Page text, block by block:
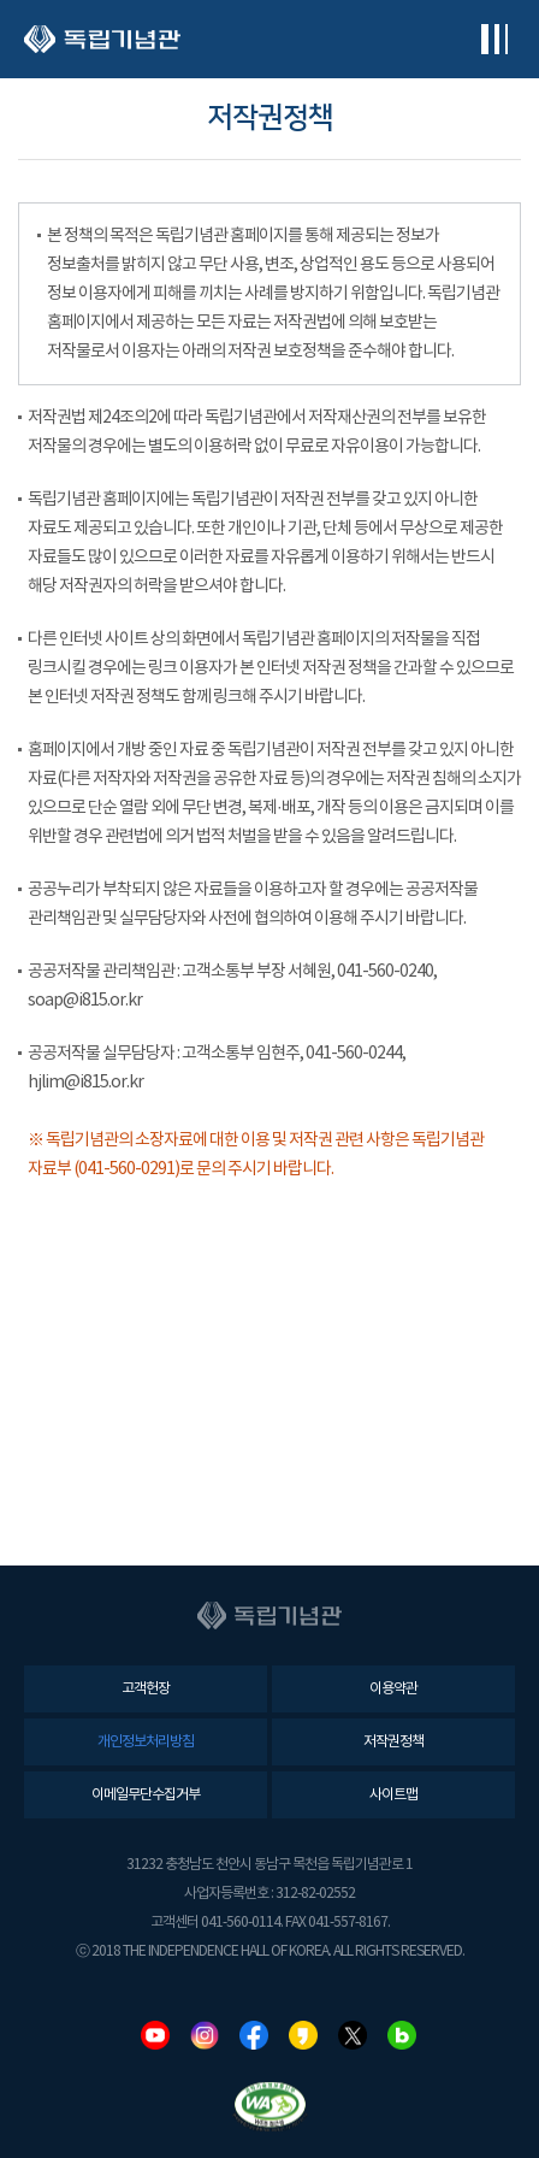
저작권정책
본 정책의 목적은 독립기념관 홈페이지를 통해 제공되는 정보가
정보출처를 밝히지 않고 무단 사용, 변조, 상업적인 용도 등으로 사용되어
정보 이용자에게 피해를 끼치는 사례를 방지하기 위함입니다. 독립기념관
홈페이지에서 제공하는 모든 자료는 저작권법에 의해 보호받는
저작물로서 이용자는 아래의 저작권 보호정책을 준수해야 합니다.
저작권법 제24조의2에 따라 독립기념관에서 저작재산권의 전부를 보유한
저작물의 경우에는 별도의 이용허락 없이 무료로 자유이용이 가능합니다.
독립기념관 홈페이지에는 독립기념관이 저작권 전부를 갖고 있지 아니한
자료도 제공되고 있습니다. 또한 개인이나 기관, 단체 등에서 무상으로 제공한
자료들도 많이 있으므로 이러한 자료를 자유롭게 이용하기 위해서는 반드시
해당 저작권자의 허락을 받으셔야 합니다.
다른 인터넷 사이트 상의 화면에서 독립기념관 홈페이지의 저작물을 직접
링크시킬 경우에는 링크 이용자가 본 인터넷 저작권 정책을 간과할 수 있으므로
본 인터넷 저작권 정책도 함께 링크해 주시기 바랍니다.
홈페이지에서 개방 중인 자료 중 독립기념관이 저작권 전부를 갖고 있지 아니한
자료(다른 저작자와 저작권을 공유한 자료 등)의 경우에는 저작권 침해의 소지가
있으므로 단순 열람 외에 무단 변경, 복제·배포, 개작 등의 이용은 금지되며 이를
위반할 경우 관련법에 의거 법적 처벌을 받을 수 있음을 알려드립니다.
공공누리가 부착되지 않은 자료들을 이용하고자 할 경우에는 공공저작물
관리책임관 및 실무담당자와 사전에 협의하여 이용해 주시기 바랍니다.
공공저작물 관리책임관 : 고객소통부 부장 서혜원, 041-560-0240,
soap@i815.or.kr
공공저작물 실무담당자 : 고객소통부 임현주, 041-560-0244,
hjlim@i815.or.kr
※ 독립기념관의 소장자료에 대한 이용 및 저작권 관련 사항은 독립기념관
자료부 (041-560-0291)로 문의 주시기 바랍니다.
고객헌장 이용약관
개인정보처리방침 저작권정책
이메일무단수집거부 사이트맵
31232 충청남도 천안시 동남구 목천읍 독립기념관로 1
사업자등록번호 : 312-82-02552
고객센터 041-560-0114. FAX 041-557-8167.
ⓒ 2018 THE INDEPENDENCE HALL OF KOREA. ALL RIGHTS RESERVED.